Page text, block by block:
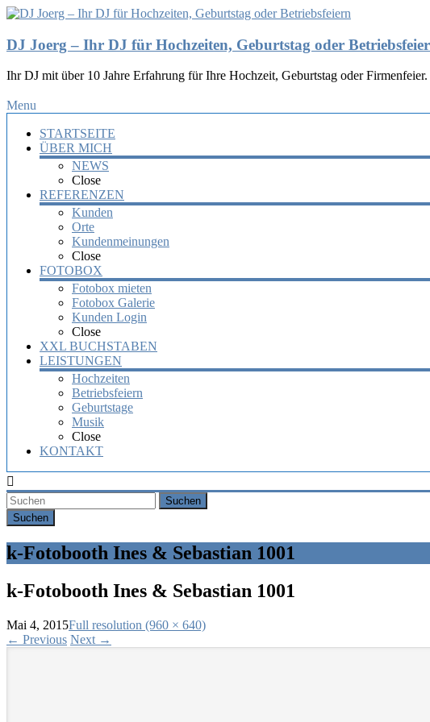
DJ Joerg – Ihr DJ für Hochzeiten, Geburtstag oder
Ihr DJ mit über 10 Jahre Erfahrung für Ihre Hochzeit, Geburtstag oder Firmenfeier.
Menu
STARTSEITE
ÜBER MICH
NEWS
Close
REFERENZEN
Kunden
Orte
Kundenmeinungen
Close
FOTOBOX
Fotobox mieten
Fotobox Galerie
Kunden Login
Close
XXL BUCHSTABEN
LEISTUNGEN
Hochzeiten
Betriebsfeiern
Geburtstage
Musik
Close
KONTAKT
Suchen
k-Fotobooth Ines & Sebastian 1001
k-Fotobooth Ines & Sebastian 1001
Mai 4, 2015Full resolution (960 × 640)
← Previous Next →